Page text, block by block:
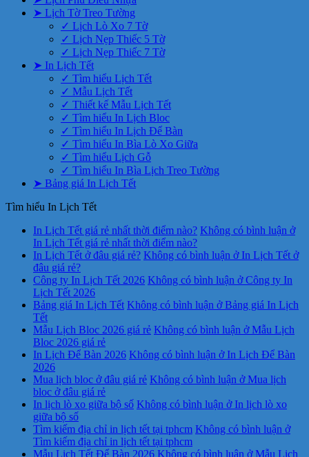
➤ Lịch Tờ Treo Tường
✓ Lịch Lò Xo 7 Tờ
✓ Lịch Nẹp Thiếc 5 Tờ
✓ Lịch Nẹp Thiếc 7 Tờ
➤ In Lịch Tết
✓ Tìm hiểu Lịch Tết
✓ Mẫu Lịch Tết
✓ Thiết kế Mẫu Lịch Tết
✓ Tìm hiểu In Lịch Bloc
✓ Tìm hiểu In Lịch Để Bàn
✓ Tìm hiểu In Bìa Lò Xo Giữa
✓ Tìm hiểu Lịch Gỗ
✓ Tìm hiểu In Bìa Lịch Treo Tường
➤ Bảng giá In Lịch Tết
Tìm hiểu In Lịch Tết
In Lịch Tết giá rẻ nhất thời điểm nào? Không có bình luận ở
In Lịch Tết giá rẻ nhất thời điểm nào?
In Lịch Tết ở đâu giá rẻ? Không có bình luận ở In Lịch Tết ở
đâu giá rẻ?
Công ty In Lịch Tết 2026 Không có bình luận ở Công ty In
Lịch Tết 2026
Bảng giá In Lịch Tết Không có bình luận ở Bảng giá In Lịch
Tết
Mẫu Lịch Bloc 2026 giá rẻ Không có bình luận ở Mẫu Lịch
Bloc 2026 giá rẻ
In Lịch Để Bàn 2026 Không có bình luận ở In Lịch Để Bàn
2026
Mua lịch bloc ở đâu giá rẻ Không có bình luận ở Mua lịch
bloc ở đâu giá rẻ
In lịch lò xo giữa bộ số Không có bình luận ở In lịch lò xo
giữa bộ số
Tìm kiếm địa chỉ in lịch tết tại tphcm Không có bình luận ở
Tìm kiếm địa chỉ in lịch tết tại tphcm
Mẫu Lịch Tết Để Bàn 2026 Không có bình luận ở Mẫu Lịch